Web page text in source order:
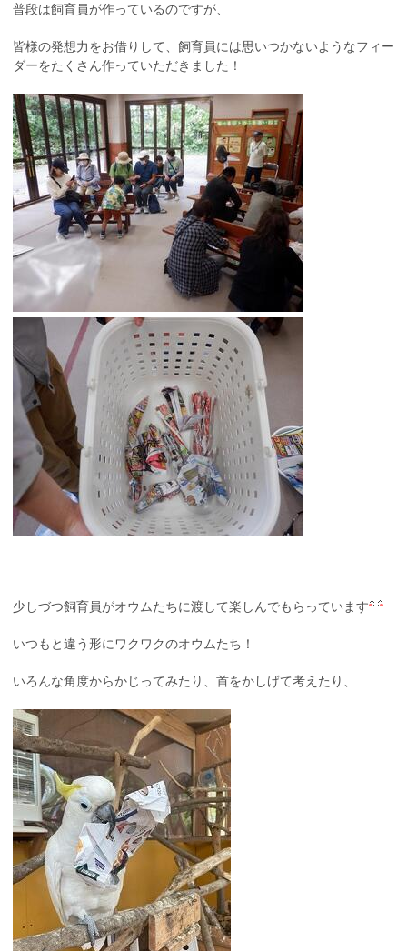
普段は飼育員が作っているのですが、
皆様の発想力をお借りして、飼育員には思いつかないようなフィー
ダーをたくさん作っていただきました！
少しづつ飼育員がオウムたちに渡して楽しんでもらっています
いつもと違う形にワクワクのオウムたち！
いろんな角度からかじってみたり、首をかしげて考えたり、